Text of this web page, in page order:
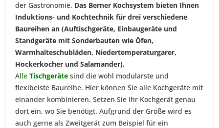
der Gastronomie. Das Berner Kochsystem bieten Ihnen
Induktions- und Kochtechnik für drei verschiedene
Baureihen an (Auftischgeräte, Einbaugeräte und
Standgeräte mit Sonderbauten wie Öfen,
Warmhalteschubläden, Niedertemperaturgarer,
Hockerkocher und Salamander).
Alle Tischgeräte sind die wohl modularste und
flexibelste Baureihe. Hier können Sie alle Kochgeräte mit
einander kombinieren. Setzen Sie Ihr Kochgerät genau
dort ein, wo Sie benötigt. Aufgrund der Größe wird es
auch gerne als Zweitgerät zum Beispiel für ein